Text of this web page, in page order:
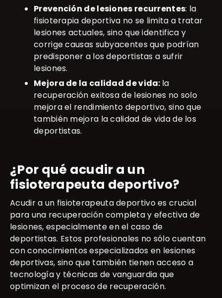
Prevención de lesiones recurrentes: la
fisioterapia deportiva no se limita a tratar
lesiones actuales, sino que identifica y
corrige causas subyacentes que podrían
predisponer a los deportistas a sufrir
lesiones.
Mejora de la calidad de vida: la
recuperación exitosa de lesiones no solo
mejora el rendimiento deportivo, sino que
también mejora la calidad de vida de los
deportistas.
¿Por qué acudir a un
fisioterapeuta deportivo?
Acudir a un fisioterapeuta deportivo es crucial
para una recuperación completa y efectiva de
lesiones, especialmente en el caso de
deportistas. Estos profesionales no sólo cuentan
con conocimientos especializados en lesiones
deportivas, sino que también tienen acceso a
tecnología y técnicas de vanguardia que
optimizan el proceso de recuperación.